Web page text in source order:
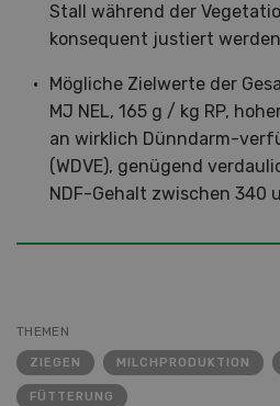
Stall während der
konsequent justiert
Mögliche Zielwerte der
MJ NEL, 165 g / kg RP,
an wirklich Dünndarm-
(WDVE), genügend
NDF-Gehalt zwischen 340
THEMEN
ZIEGEN MILCHPRODUKTION
FÜTTERUNG